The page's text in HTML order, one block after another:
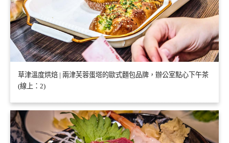
草津溫度烘焙 | 兩津芙蓉蛋塔的歐式麵包品牌，辦公室點心下午茶
(線上：2)